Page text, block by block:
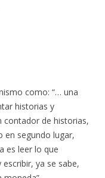
como: “… una
historias y
contador de historias,
en segundo lugar,
es leer lo que
ya se sabe,